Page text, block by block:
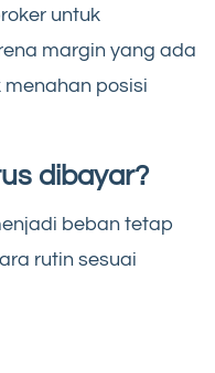
untuk
margin yang ada
posisi
dibayar?
beban tetap
rutin sesuai